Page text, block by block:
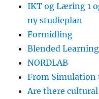
IKT og Læring 1
ny studieplan
Formidling
Blended
NORDLAB
From Simulation
Are there